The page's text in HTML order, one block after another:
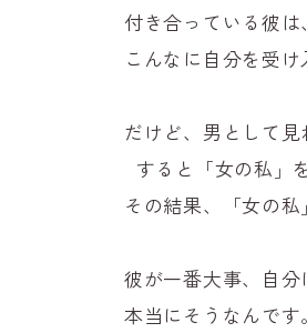
付き合っている彼は
こんなに自分を受け
だけど、男として見
すると「女の私」
その結果、「女の
彼が一番大事、自
本当にそうなんです。